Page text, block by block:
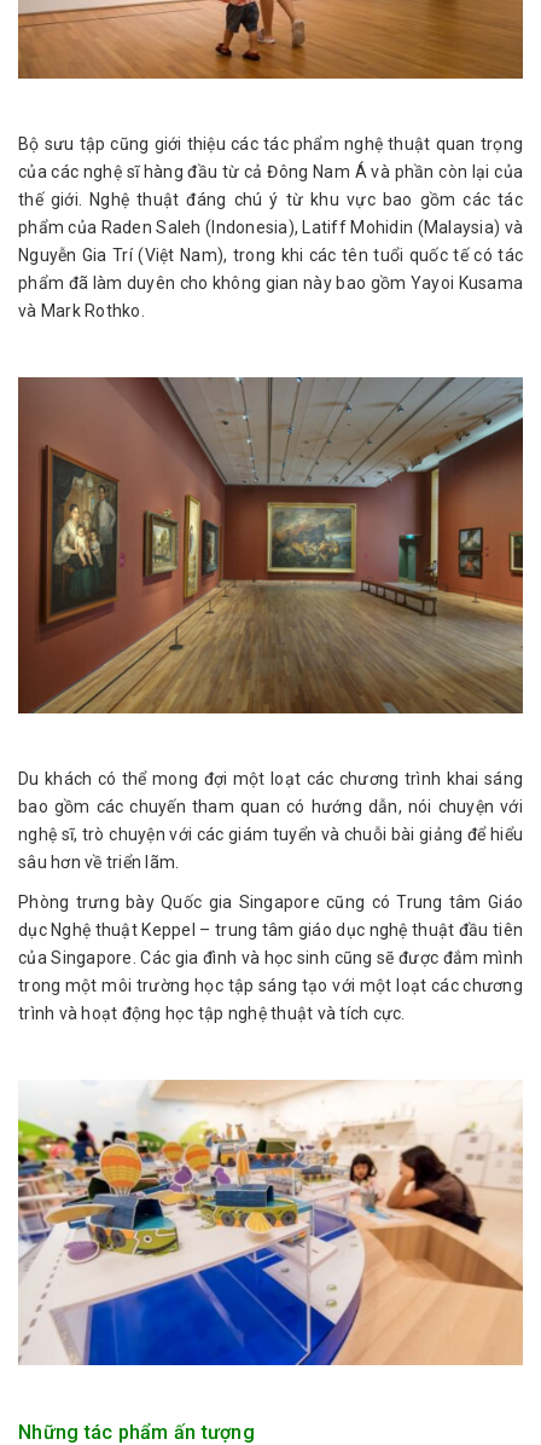
Bộ sưu tập cũng giới thiệu các tác phẩm nghệ thuật quan trọng
của các nghệ sĩ hàng đầu từ cả Đông Nam Á và phần còn lại của
thế giới. Nghệ thuật đáng chú ý từ khu vực bao gồm các tác
phẩm của Raden Saleh (Indonesia), Latiff Mohidin (Malaysia) và
Nguyễn Gia Trí (Việt Nam), trong khi các tên tuổi quốc tế có tác
phẩm đã làm duyên cho không gian này bao gồm Yayoi Kusama
và Mark Rothko.
Du khách có thể mong đợi một loạt các chương trình khai sáng
bao gồm các chuyến tham quan có hướng dẫn, nói chuyện với
nghệ sĩ, trò chuyện với các giám tuyển và chuỗi bài giảng để hiểu
sâu hơn về triển lãm.
Phòng trưng bày Quốc gia Singapore cũng có Trung tâm Giáo
dục Nghệ thuật Keppel – trung tâm giáo dục nghệ thuật đầu tiên
của Singapore. Các gia đình và học sinh cũng sẽ được đắm mình
trong một môi trường học tập sáng tạo với một loạt các chương
trình và hoạt động học tập nghệ thuật và tích cực.
Những tác phẩm ấn tượng